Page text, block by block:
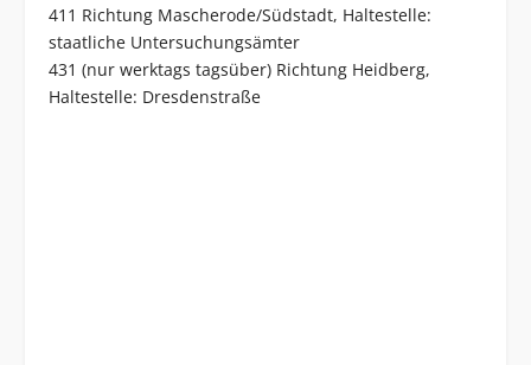
411 Richtung Mascherode/Südstadt, Haltestelle:
staatliche Untersuchungsämter
431 (nur werktags tagsüber) Richtung Heidberg,
Haltestelle: Dresdenstraße